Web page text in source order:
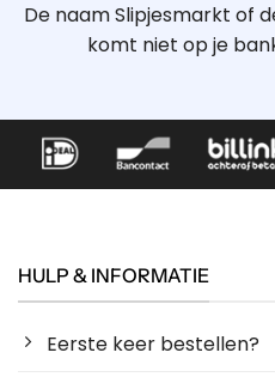
De naam Slipjesmarkt of
komt niet op je
HULP & INFORMATIE
Eerste keer bestellen?